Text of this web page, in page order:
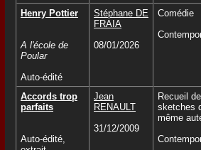
Henry Pottier
A l'école de
Poular
Auto-édité
Stéphane DE
FRAIA
08/01/2026
Comédie
Accords trop
parfaits
Auto-édité,
Jean
RENAULT
31/12/2009
Recueil de
sketches
même